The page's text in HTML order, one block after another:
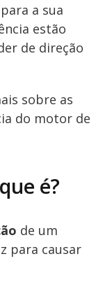
a sua
estão
de direção
sobre as
do motor de
é?
de um
para causar